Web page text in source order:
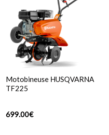
Motobineuse HUSQVARNA
TF225
699.00€